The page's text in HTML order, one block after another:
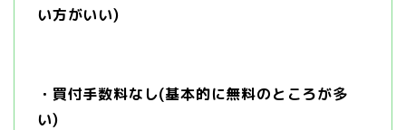
い方がいい)
・買付手数料なし(基本的に無料のところが多
い)